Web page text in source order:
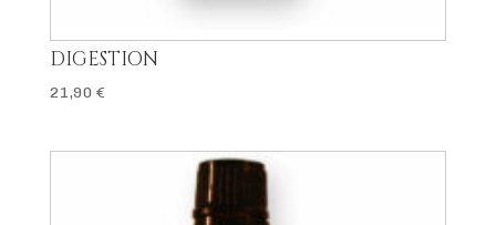
DIGESTION
21,90 €